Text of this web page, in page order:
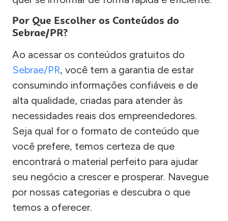
Por Que Escolher os Conteúdos do
Sebrae/PR?
Ao acessar os conteúdos gratuitos do
Sebrae/PR, você tem a garantia de estar
consumindo informações confiáveis e de
alta qualidade, criadas para atender às
necessidades reais dos empreendedores.
Seja qual for o formato de conteúdo que
você prefere, temos certeza de que
encontrará o material perfeito para ajudar
seu negócio a crescer e prosperar. Navegue
por nossas categorias e descubra o que
temos a oferecer.